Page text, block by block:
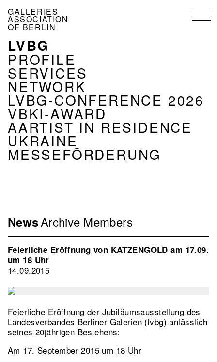
main
GALLERIES
ASSOCIATION
OF BERLIN
MENU
ASSOCIATION
EN
LVBG
PROFILE
SERVICES
NETWORK
LVBG-CONFERENCE 2026
VBKI-AWARD
AARTIST IN RESIDENCE
UKRAINE
MESSEFÖRDERUNG
Menu
Association
EN
2nd
Level
NewsArchive Members
Feierliche Eröffnung von KATZENGOLD am 17.09.
um 18 Uhr
14.09.2015
Feierliche Eröffnung der Jubiläumsausstellung des
Landesverbandes Berliner Galerien (lvbg) anlässlich
seines 20jährigen Bestehens:
Am 17. September 2015 um 18 Uhr